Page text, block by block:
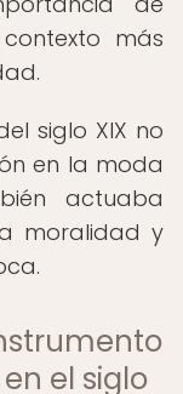
más
siglo XIX no
en la moda
actuaba
moralidad y
el siglo